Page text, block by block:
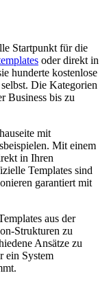
Startpunkt für die
oder direkt in
hunderte kostenlose
Die Kategorien
Business bis zu
mit
Mit einem
in Ihren
Templates sind
garantiert mit
aus der
Strukturen zu
Ansätze zu
ein System